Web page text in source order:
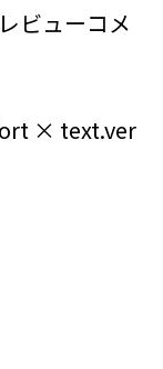
ビューコメ
× text.ver